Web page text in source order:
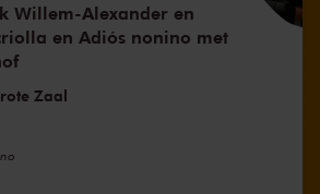
Willem-Alexander en
en Adiós nonino met
Zaal